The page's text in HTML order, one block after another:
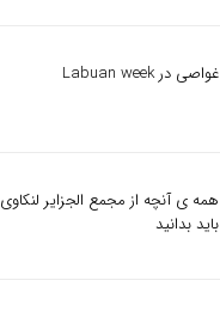
غواصی در Labuan week
همه ی آنچه از مجمع الجزایر لنکاوی
باید بدانید